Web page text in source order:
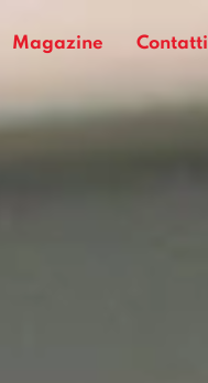
Magazine Contatti